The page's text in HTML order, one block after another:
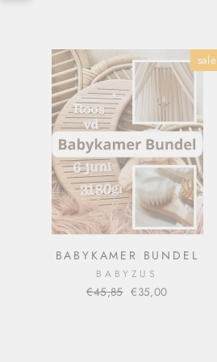
sale
BABYKAMER BUNDEL
BABYZUS
Normal
€45,85 Sale
€35,00